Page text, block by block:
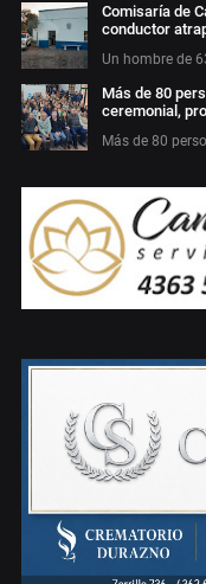
Comisaría de
conductor
Un hombre de
Más de 80
ceremonial,
Más de 80